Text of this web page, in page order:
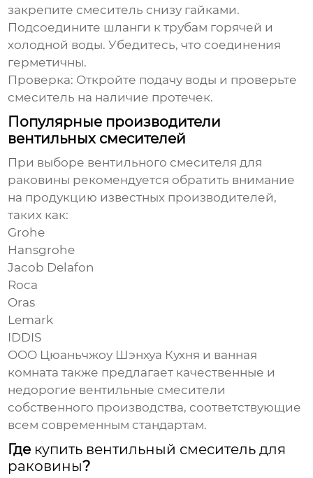
закрепите смеситель снизу гайками.
Подсоедините шланги к трубам горячей и
холодной воды. Убедитесь, что соединения
герметичны.
Проверка: Откройте подачу воды и проверьте
смеситель на наличие протечек.
Популярные производители
вентильных смесителей
При выборе вентильного смесителя для
раковины рекомендуется обратить внимание
на продукцию известных производителей,
таких как:
Grohe
Hansgrohe
Jacob Delafon
Roca
Oras
Lemark
IDDIS
ООО Цюаньчжоу Шэнхуа Кухня и ванная
комната также предлагает качественные и
недорогие вентильные смесители
собственного производства, соответствующие
всем современным стандартам.
Где купить вентильный смеситель для
раковины?